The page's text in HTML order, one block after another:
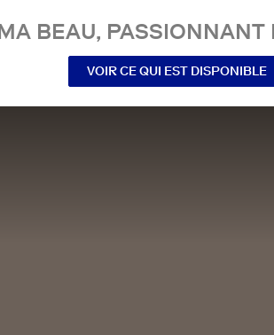
BEAU, PASSIONNANT
VOIR CE QUI EST DISPONIBLE